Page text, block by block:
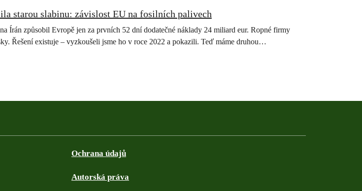
starou slabinu: závislost EU na fosilních palivech
Írán způsobil Evropě jen za prvních 52 dní dodatečné náklady 24 miliard eur. Ropné firmy
Řešení existuje – vyzkoušeli jsme ho v roce 2022 a pokazili. Teď máme druhou…
Ochrana údajů
Autorská práva